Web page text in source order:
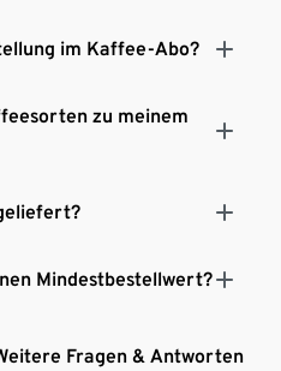
im Kaffee-Abo?
zu meinem
Mindestbestellwert?
Fragen & Antworten